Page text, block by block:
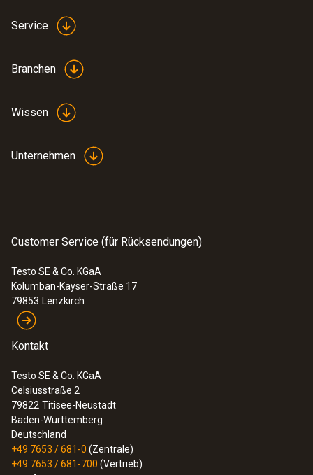
Service
Branchen
Wissen
Unternehmen
Customer Service (für Rücksendungen)
Testo SE & Co. KGaA
Kolumban-Kayser-Straße 17
79853 Lenzkirch
Kontakt
Testo SE & Co. KGaA
Celsiusstraße 2
79822 Titisee-Neustadt
Baden-Württemberg
Deutschland
+49 7653 / 681-0 (Zentrale)
+49 7653 / 681-700 (Vertrieb)